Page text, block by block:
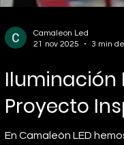
Iluminación
Proyecto
En Camaleón LED
Camaleon Led
21 nov 2025
3 min